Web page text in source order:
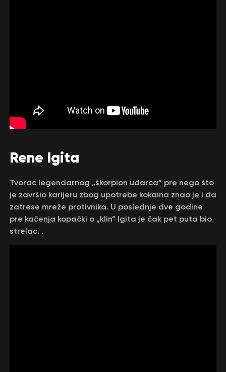
Rene Igita
Tvorac legendarnog „škorpion udarca” pre nego što
je završio karijeru zbog upotrebe kokaina znao je i da
zatrese mreže protivnika. U poslednje dve godine
pre kačenja kopački o „klin” Igita je čak pet puta bio
strelac. .